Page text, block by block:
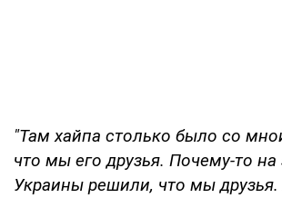
"Там хайпа столько было со
что мы его друзья. Почему-то на
Украины решили, что мы друзья.